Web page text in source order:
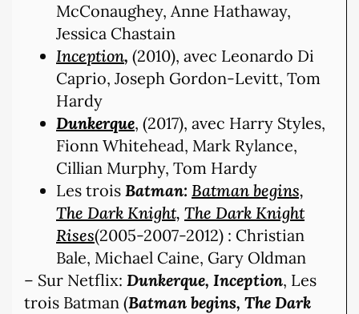
McConaughey, Anne Hathaway,
Jessica Chastain
Inception, (2010), avec Leonardo Di
Caprio, Joseph Gordon-Levitt, Tom
Hardy
Dunkerque, (2017), avec Harry Styles,
Fionn Whitehead, Mark Rylance,
Cillian Murphy, Tom Hardy
Les trois Batman: Batman begins,
The Dark Knight, The Dark Knight
Rises(2005-2007-2012) : Christian
Bale, Michael Caine, Gary Oldman
– Sur Netflix: Dunkerque, Inception, Les
trois Batman (Batman begins, The Dark